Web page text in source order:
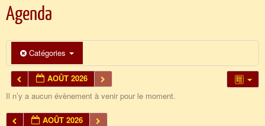
Agenda
Catégories
AOÛT 2026
Il n’y a aucun évènement à venir pour le moment.
AOÛT 2026